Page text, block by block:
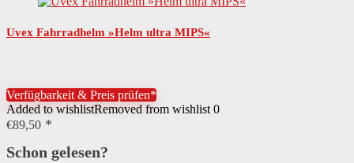
Uvex Fahrradhelm »Helm ultra MIPS«
Verfügbarkeit & Preis prüfen*
Added to wishlistRemoved from wishlist 0
€89,50
Schon gelesen?